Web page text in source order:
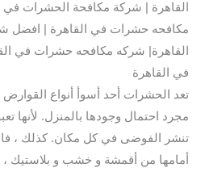
القاهرة | شركة مكافحة الحشرات
مكافحه حشرات في القاهرة | افضل
القاهرة| شركه مكافحه حشرات في
في القاهرة
تعد الحشرات أحد أسوأ أنواع
مجرد احتمال وجودها بالمنزل. لأنها
تنشر الفوضى في كل مكان. كذلك ،
أمامها من أقمشة و خشب و بلاستيك ،